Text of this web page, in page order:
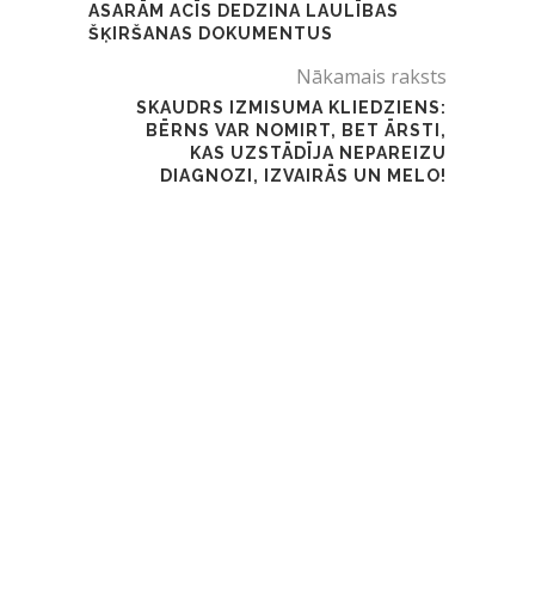
ASARĀM ACĪS DEDZINA LAULĪBAS
ŠĶIRŠANAS DOKUMENTUS
Nākamais raksts
SKAUDRS IZMISUMA KLIEDZIENS:
BĒRNS VAR NOMIRT, BET ĀRSTI,
KAS UZSTĀDĪJA NEPAREIZU
DIAGNOZI, IZVAIRĀS UN MELO!